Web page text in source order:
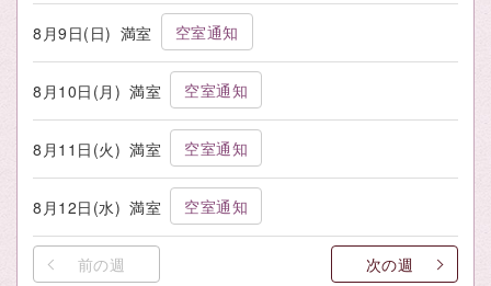
8月9日(日) 満室 空室通知
8月10日(月) 満室 空室通知
8月11日(火) 満室 空室通知
8月12日(水) 満室 空室通知
前の週 次の週